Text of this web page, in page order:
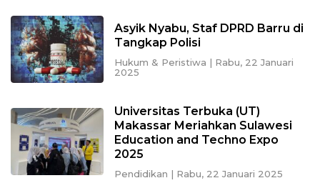
Asyik Nyabu, Staf DPRD Barru di
Tangkap Polisi
Hukum & Peristiwa | Rabu, 22 Januari
2025
Universitas Terbuka (UT)
Makassar Meriahkan Sulawesi
Education and Techno Expo
2025
Pendidikan | Rabu, 22 Januari 2025